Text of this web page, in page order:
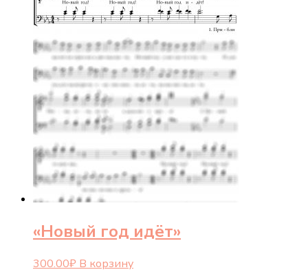
«Новый год идёт»
300.00₽ В корзину